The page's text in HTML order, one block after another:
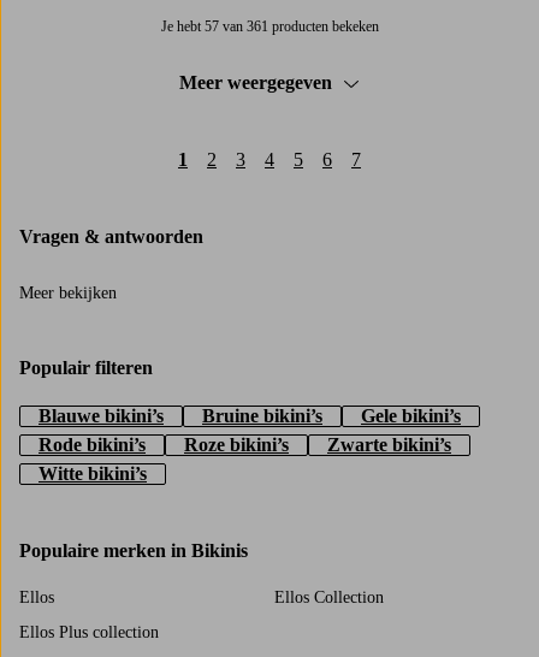
Je hebt 57 van 361 producten bekeken
Meer weergegeven
1 2 3 4 5 6 7
Vragen & antwoorden
Meer bekijken
Populair filteren
Blauwe bikini’s Bruine bikini’s
Gele bikini’s
Rode bikini’s
Roze bikini’s
Zwarte bikini’s
Witte bikini’s
Populaire merken in Bikinis
Ellos
Ellos Collection
Ellos Plus collection